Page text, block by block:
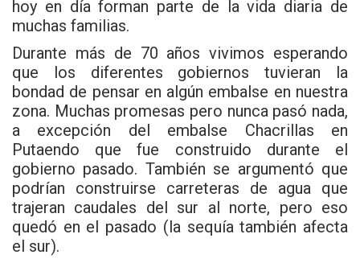
hoy en día forman parte de la vida diaria de
muchas familias.
Durante más de 70 años vivimos esperando
que los diferentes gobiernos tuvieran la
bondad de pensar en algún embalse en nuestra
zona. Muchas promesas pero nunca pasó nada,
a excepción del embalse Chacrillas en
Putaendo que fue construido durante el
gobierno pasado. También se argumentó que
podrían construirse carreteras de agua que
trajeran caudales del sur al norte, pero eso
quedó en el pasado (la sequía también afecta
el sur).